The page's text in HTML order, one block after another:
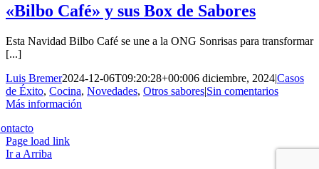
«Bilbo Café» y sus Box de Sabores
Esta Navidad Bilbo Café se une a la ONG Sonrisas para transformar
[...]
Luis Bremer2024-12-06T09:20:28+00:006 diciembre, 2024|Casos
de Éxito, Cocina, Novedades, Otros sabores|Sin comentarios
Más información
Page load link
Ir a Arriba